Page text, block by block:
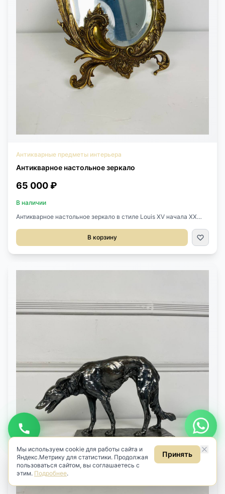
Антикварные предметы интерьера
Антикварное настольное зеркало
65 000 ₽
В наличии
Антикварное настольное зеркало в стиле Louis XV начала XX
полотно с фацетом. Размер 20х15х30h см.
В корзину
Подписаться
Даюсогласие на обработку персональных данныхв соответствии
Политикой.
согласие на получение рекламных и информационных
рассылок
(ст. 18 ФЗ «О рекламе»).
Мы используем cookie для работы сайта и
Яндекс.Метрику для статистики. Продолжая
пользоваться сайтом, вы соглашаетесь с
этим. Подробнее.
Принять